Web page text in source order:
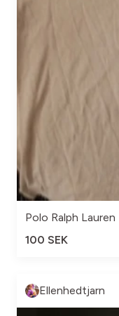
Polo Ralph Lauren
100 SEK
Ellenhedtjarn